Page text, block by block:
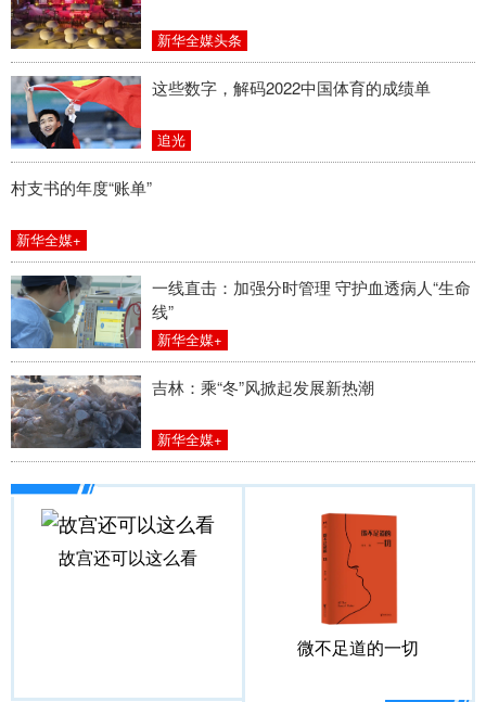
新华全媒头条
这些数字，解码2022中国体育的成绩单
追光
村支书的年度“账单”
新华全媒+
一线直击：加强分时管理 守护血透病人“生命
线”
新华全媒+
吉林：乘“冬”风掀起发展新热潮
新华全媒+
故宫还可以这么看
微不足道的一切